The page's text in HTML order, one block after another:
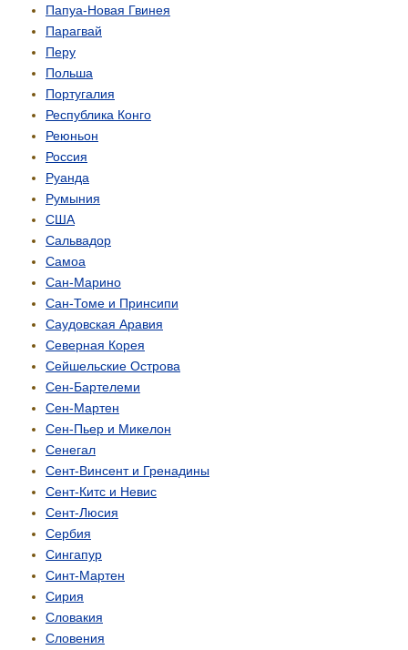
Папуа-Новая Гвинея
Парагвай
Перу
Польша
Португалия
Республика Конго
Реюньон
Россия
Руанда
Румыния
США
Сальвадор
Самоа
Сан-Марино
Сан-Томе и Принсипи
Саудовская Аравия
Северная Корея
Сейшельские Острова
Сен-Бартелеми
Сен-Мартен
Сен-Пьер и Микелон
Сенегал
Сент-Винсент и Гренадины
Сент-Китс и Невис
Сент-Люсия
Сербия
Сингапур
Синт-Мартен
Сирия
Словакия
Словения